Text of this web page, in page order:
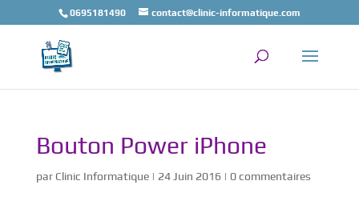
0695181490 contact@clinic-informatique.com
Bouton Power iPhone
par Clinic Informatique| 24 Juin 2016 | 0 commentaires